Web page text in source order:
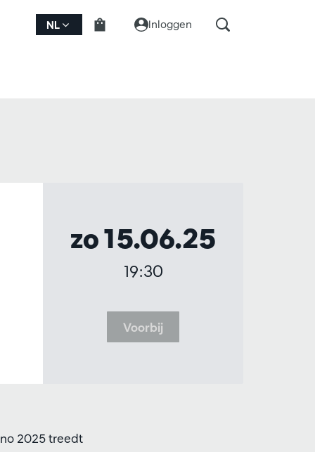
NL Inloggen
zo 15.06.25
19:30
Voorbij
2025 treedt